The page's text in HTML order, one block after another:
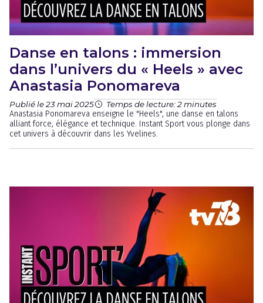
Danse en talons : immersion
dans l’univers du « Heels » avec
Anastasia Ponomareva
Publié le 23 mai 2025 Temps de lecture: 2 minutes
Anastasia Ponomareva enseigne le "Heels", une danse en talons
alliant force, élégance et technique. Instant Sport vous plonge dans
cet univers à découvrir dans les Yvelines.